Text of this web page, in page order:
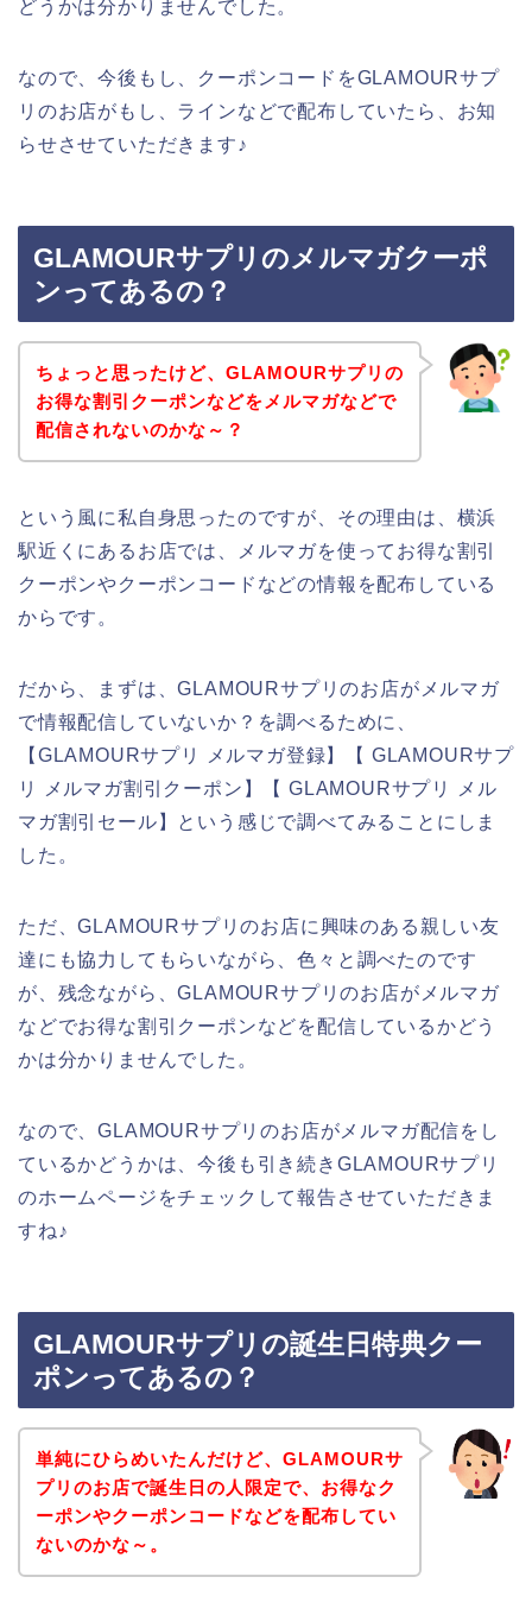
どうかは分かりませんでした。
なので、今後もし、クーポンコードをGLAMOURサプ
リのお店がもし、ラインなどで配布していたら、お知
らせさせていただきます♪
GLAMOURサプリのメルマガクーポ
ンってあるの？
ちょっと思ったけど、GLAMOURサプリの
お得な割引クーポンなどをメルマガなどで
配信されないのかな～？
という風に私自身思ったのですが、その理由は、横浜
駅近くにあるお店では、メルマガを使ってお得な割引
クーポンやクーポンコードなどの情報を配布している
からです。
だから、まずは、GLAMOURサプリのお店がメルマガ
で情報配信していないか？を調べるために、
【GLAMOURサプリ メルマガ登録】【 GLAMOURサプ
リ メルマガ割引クーポン】【 GLAMOURサプリ メル
マガ割引セール】という感じで調べてみることにしま
した。
ただ、GLAMOURサプリのお店に興味のある親しい友
達にも協力してもらいながら、色々と調べたのです
が、残念ながら、GLAMOURサプリのお店がメルマガ
などでお得な割引クーポンなどを配信しているかどう
かは分かりませんでした。
なので、GLAMOURサプリのお店がメルマガ配信をし
ているかどうかは、今後も引き続きGLAMOURサプリ
のホームページをチェックして報告させていただきま
すね♪
GLAMOURサプリの誕生日特典クー
ポンってあるの？
単純にひらめいたんだけど、GLAMOURサ
プリのお店で誕生日の人限定で、お得なク
ーポンやクーポンコードなどを配布してい
ないのかな～。